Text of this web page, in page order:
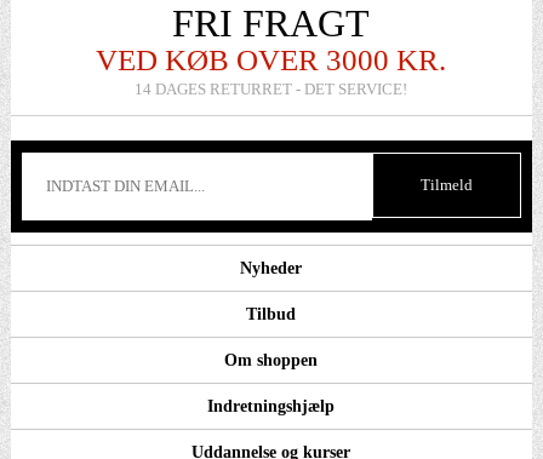
FRI FRAGT
VED KØB OVER 3000 KR.
14 DAGES RETURRET - DET SERVICE!
Nyheder
Tilbud
Om shoppen
Indretningshjælp
Uddannelse og kurser